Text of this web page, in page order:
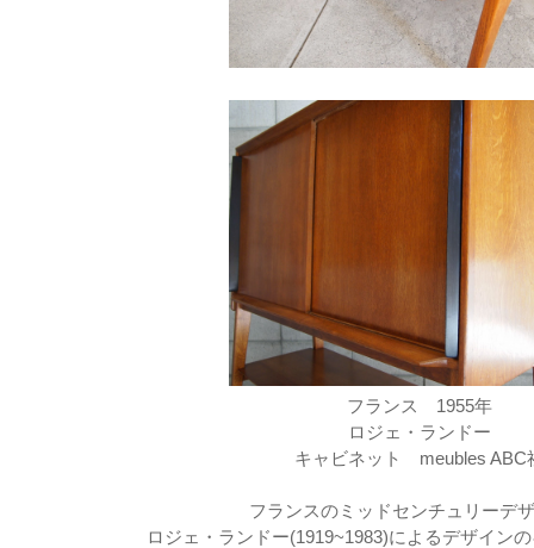
フランス 1955年
ロジェ・ランドー
キャビネット meubles ABC
フランスのミッドセンチュリーデ
ロジェ・ランドー(1919~1983)によるデザイン